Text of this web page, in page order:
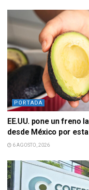
PORTADA
EE.UU. pone un freno
desde México por
6 AGOSTO, 2026